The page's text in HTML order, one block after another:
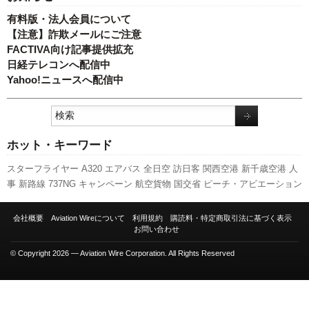
有料版・法人会員について
【注意】詐欺メールにご注意
FACTIVA向け記事提供拡充
日経テレコンへ配信中
Yahoo!ニュースへ配信中
ホット・キーワード
スターフライヤー A320 エアバス 全日空 訪日客 関西空港 新千歳空港 人
事 新路線 737NG キャンペーン 航空貨物 国交省 ピーチ・アビエーション
XWB 旅客数 先週の注目記事 実績 新型コロナウイルス 福岡空港 日本航
発着回数 ANAホールディングス
国交省航空局
会社概要 Aviation Wireについて 利用規約
購読料・特定商取引法に基づく表示
お問い合わせ
© Copyright 2026 — Aviation Wire Corporation. All Rights Reserved